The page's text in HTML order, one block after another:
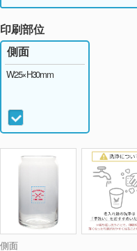
印刷部位
側面
側面
W25×H30mm